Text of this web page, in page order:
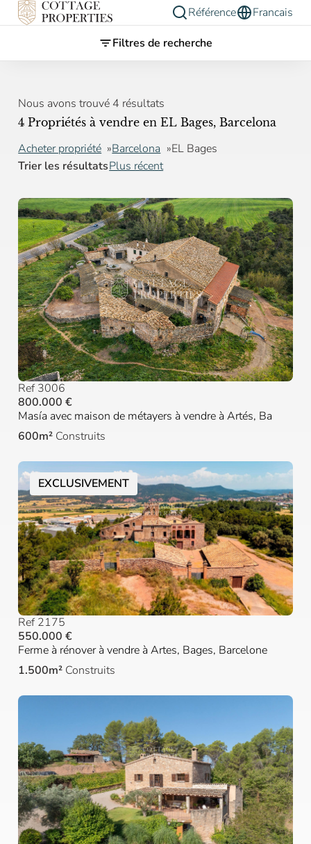
Référence
Francais
Filtres de recherche
Nous avons trouvé 4 résultats
4 Propriétés à vendre en EL Bages, Barcelona
Acheter propriété Barcelona
EL Bages
Trier les résultatsPlus récent
Ref 3006
800.000 €
Masía avec maison de métayers à vendre à Artés, Ba
600m² Construits
EXCLUSIVEMENT
Ref 2175
550.000 €
Ferme à rénover à vendre à Artes, Bages, Barcelone
1.500m² Construits